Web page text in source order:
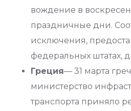
вождение в
праздничные дни.
исключения,
федеральных штатах,
Греция— 31 марта
министерство
транспорта приняло